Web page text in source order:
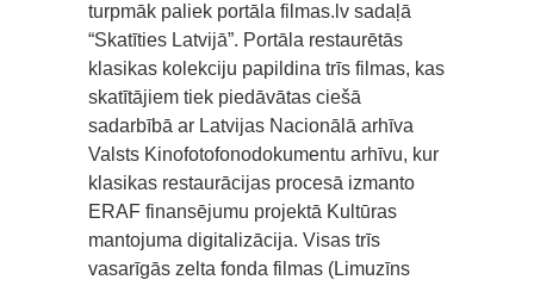
turpmāk paliek portāla filmas.lv sadaļā
“Skatīties Latvijā”. Portāla restaurētās
klasikas kolekciju papildina trīs filmas, kas
skatītājiem tiek piedāvātas ciešā
sadarbībā ar Latvijas Nacionālā arhīva
Valsts Kinofotofonodokumentu arhīvu, kur
klasikas restaurācijas procesā izmanto
ERAF finansējumu projektā Kultūras
mantojuma digitalizācija. Visas trīs
vasarīgās zelta fonda filmas (Limuzīns